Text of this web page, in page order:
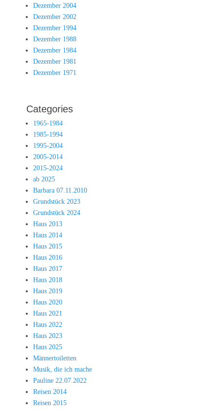
Dezember 2004
Dezember 2002
Dezember 1994
Dezember 1988
Dezember 1984
Dezember 1981
Dezember 1971
Categories
1965-1984
1985-1994
1995-2004
2005-2014
2015-2024
ab 2025
Barbara 07.11.2010
Grundstück 2023
Grundstück 2024
Haus 2013
Haus 2014
Haus 2015
Haus 2016
Haus 2017
Haus 2018
Haus 2019
Haus 2020
Haus 2021
Haus 2022
Haus 2023
Haus 2025
Männertoiletten
Musik, die ich mache
Pauline 22.07.2022
Reisen 2014
Reisen 2015